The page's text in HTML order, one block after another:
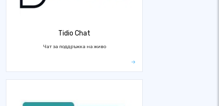
Tidio Chat
Чат за поддръжка на живо